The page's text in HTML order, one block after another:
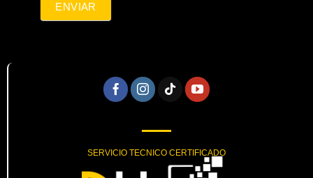
ENVIAR
SERVICIO TECNICO CERTIFICADO